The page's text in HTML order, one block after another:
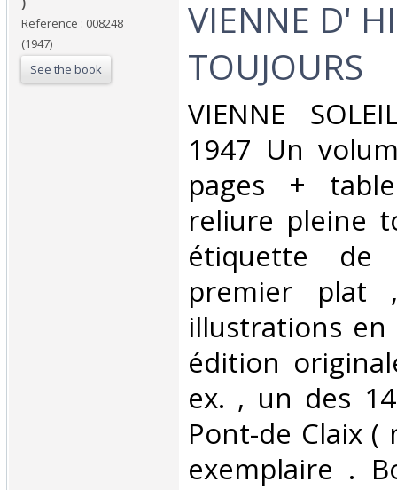
Reference : 008248
(1947)
See the book
VIENNE D'
TOUJOURS‎
‎VIENNE
1947 Un
pages +
reliure pleine
étiquette
premier plat
illustrations
édition
ex. , un des
Pont-de Claix (
exemplaire .